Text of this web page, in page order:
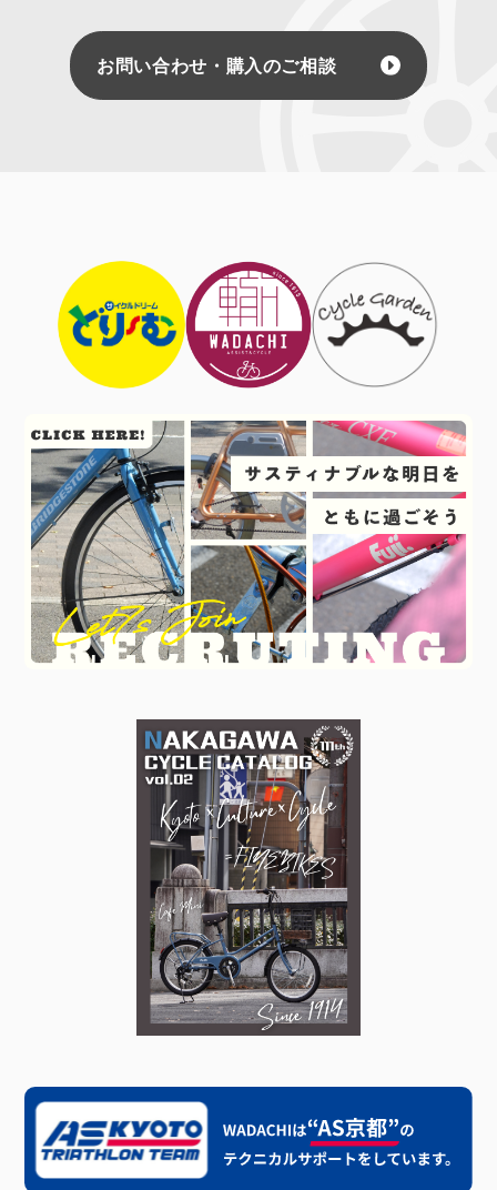
お問い合わせ・購入のご相談